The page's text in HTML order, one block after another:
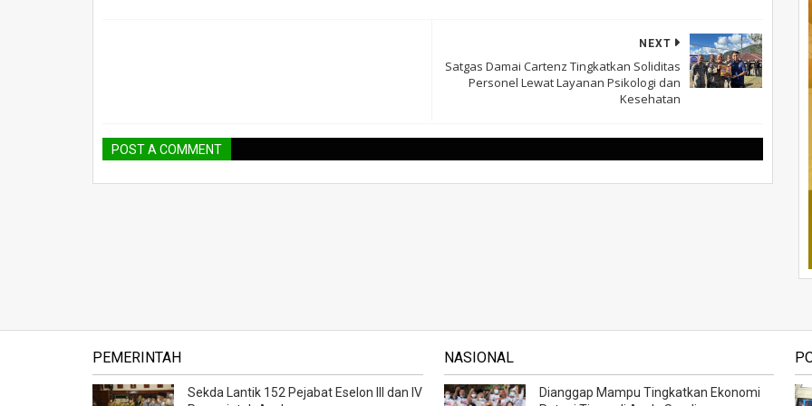
NEXT
Satgas Damai Cartenz Tingkatkan Soliditas
Personel Lewat Layanan Psikologi dan
Kesehatan
POST A COMMENT
PEMERINTAH
Sekda Lantik 152 Pejabat Eselon III dan IV
NASIONAL
Dianggap Mampu Tingkatkan Ekonomi